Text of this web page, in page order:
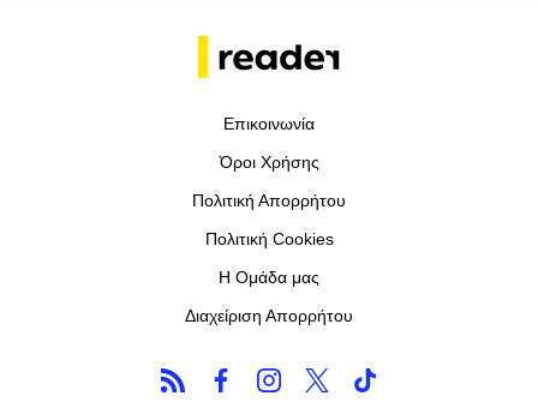
Επικοινωνία
Όροι Χρήσης
Πολιτική Απορρήτου
Πολιτική Cookies
Η Ομάδα μας
Διαχείριση Απορρήτου